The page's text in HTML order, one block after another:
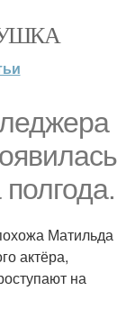
Матильда
актёра,
на